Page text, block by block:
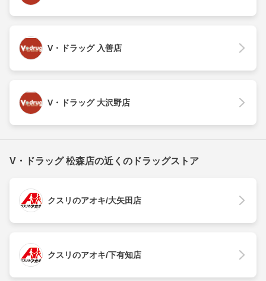
V・ドラッグ 入善店
V・ドラッグ 大沢野店
V・ドラッグ 松森店の近くのドラッグストア
クスリのアオキ/大矢田店
クスリのアオキ/下有知店